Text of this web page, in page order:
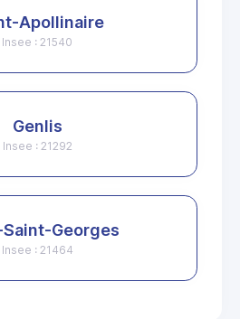
Apollinaire
Insee : 21540
Genlis
Insee : 21292
Georges
Insee : 21464